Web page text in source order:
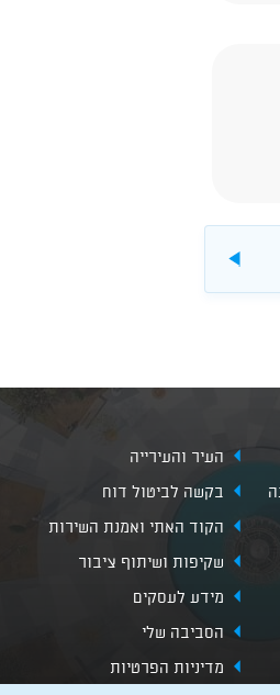
להורדה
העיר והעירייה
בקשה לביטול דוח
הקוד האתי ואמנת השירות
שקיפות ושיתוף ציבור
מידע לעסקים
הסביבה שלי
מדיניות הפרטיות